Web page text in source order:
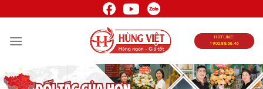
đến
nội
HOTLINE:
1900.88.66.46